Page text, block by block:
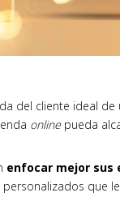
del cliente ideal
online pueda
enfocar mejor sus
personalizados que